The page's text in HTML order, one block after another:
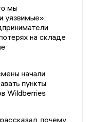
мы
уязвимые»:
на складе
начали
пункты
Wildberries
почему